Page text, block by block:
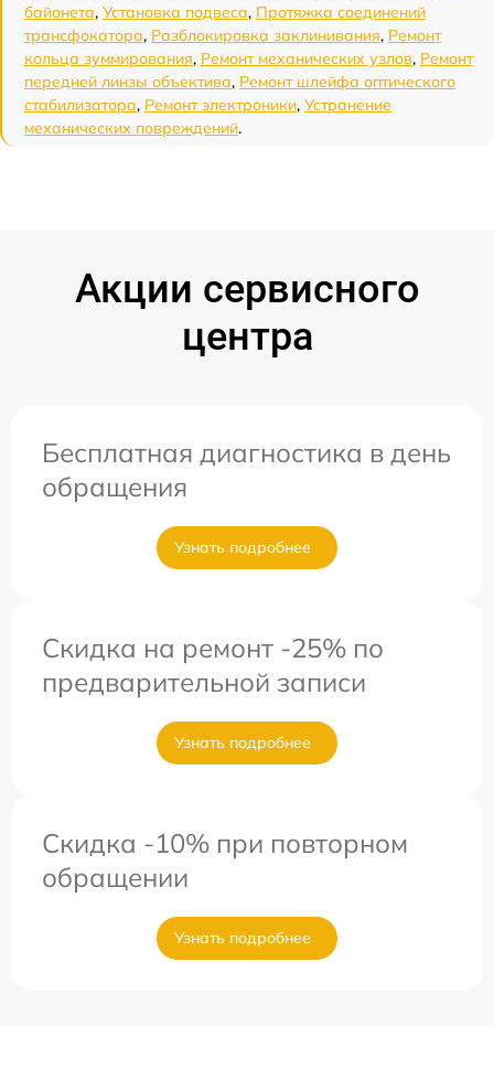
байонета, Установка подвеса, Протяжка соединений
трансфокатора, Разблокировка заклинивания, Ремонт
кольца зуммирования, Ремонт механических узлов, Ремонт
передней линзы объектива, Ремонт шлейфа оптического
стабилизатора, Ремонт электроники, Устранение
механических повреждений.
Акции сервисного
центра
Бесплатная диагностика в день
обращения
Узнать подробнее
Скидка на ремонт -25% по
предварительной записи
Узнать подробнее
Скидка -10% при повторном
обращении
Узнать подробнее